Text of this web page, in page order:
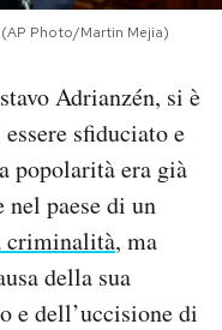
Photo/Martin Mejia)
Adrianzén, si è
sfiduciato e
popolarità era già
nel paese di un
criminalità, ma
della sua
e dell’uccisione di